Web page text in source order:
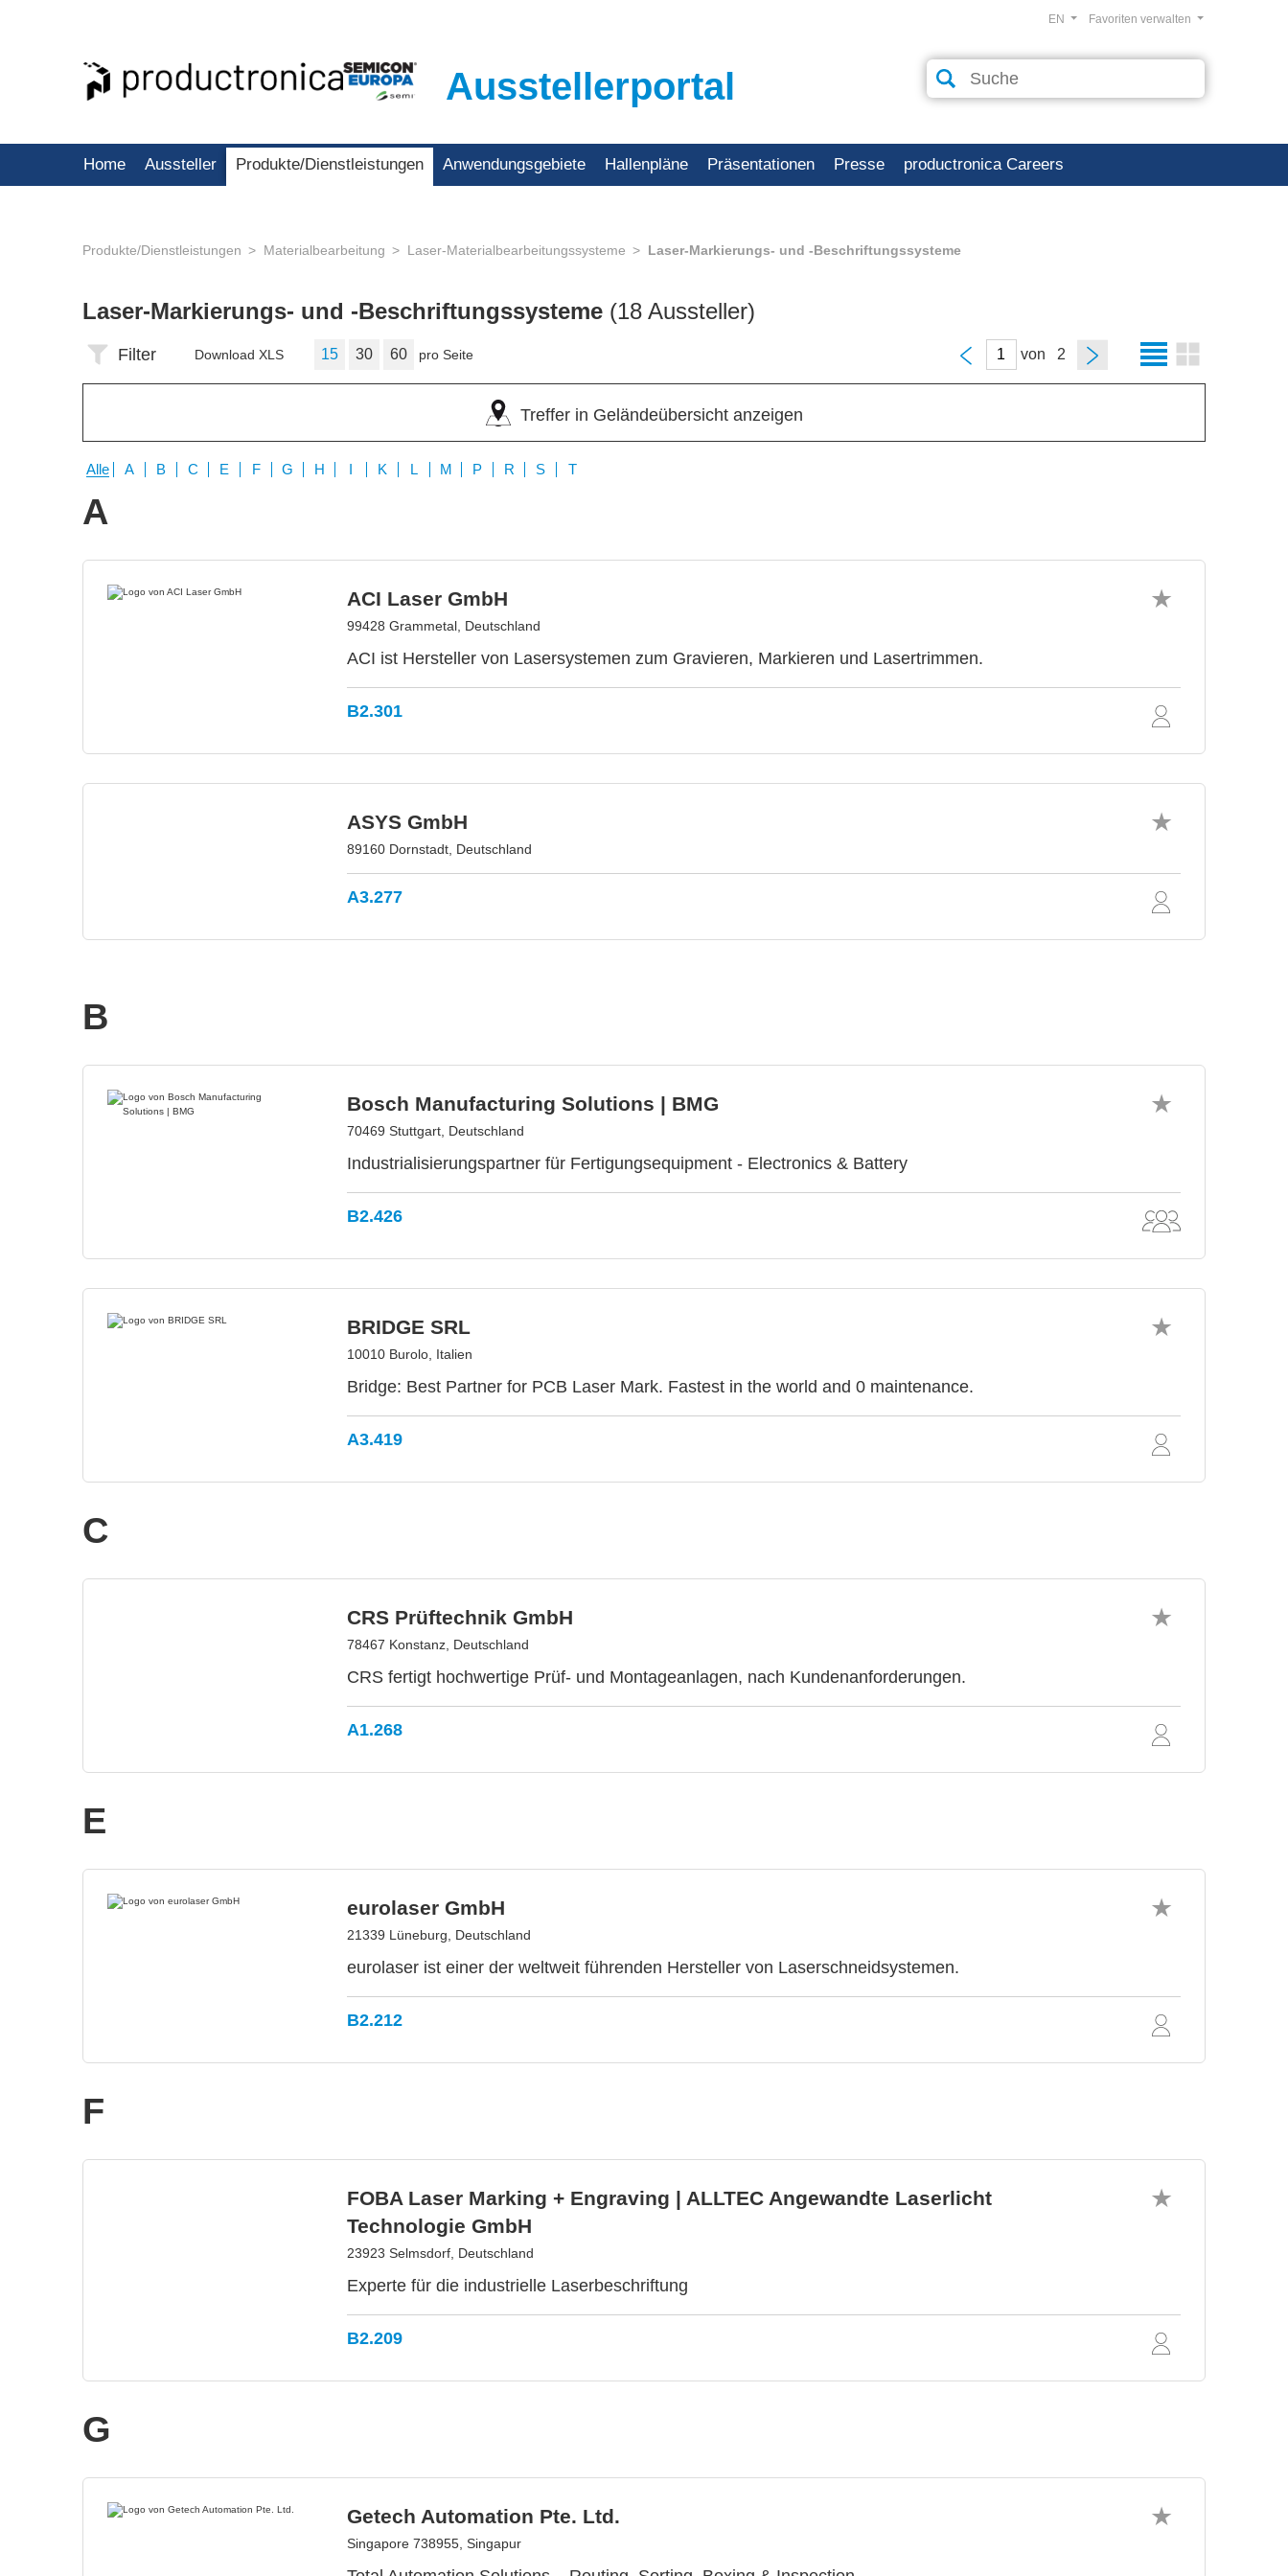
Ausstellerportal
Favoriten verwalten
EN
Home Aussteller Produkte/Dienstleistungen Anwendungsgebiete Hallenpläne Präsentationen Presse productronica Careers
Produkte/Dienstleistungen Materialbearbeitung Laser-Materialbearbeitungssysteme Laser-Markierungs- und -Beschriftungssysteme
Laser-Markierungs- und -Beschriftungssysteme (18 Aussteller)
Filter Download XLS 15 30 60 pro Seite von
Treffer in Geländeübersicht anzeigen
Alle A B C E F G H I K L M P R S T
A
ACI Laser GmbH
99428 Grammetal, Deutschland
ACI ist Hersteller von Lasersystemen zum Gravieren, Markieren und Lasertrimmen.
B2.301
ASYS GmbH
89160 Dornstadt, Deutschland
A3.277
B
Bosch Manufacturing Solutions | BMG
70469 Stuttgart, Deutschland
Industrialisierungspartner für Fertigungsequipment - Electronics & Battery
B2.426
BRIDGE SRL
10010 Burolo, Italien
Bridge: Best Partner for PCB Laser Mark. Fastest in the world and 0 maintenance.
A3.419
C
CRS Prüftechnik GmbH
78467 Konstanz, Deutschland
CRS fertigt hochwertige Prüf- und Montageanlagen, nach Kundenanforderungen.
A1.268
E
eurolaser GmbH
21339 Lüneburg, Deutschland
eurolaser ist einer der weltweit führenden Hersteller von Laserschneidsystemen.
B2.212
F
FOBA Laser Marking + Engraving | ALLTEC Angewandte Laserlicht
Technologie GmbH
23923 Selmsdorf, Deutschland
Experte für die industrielle Laserbeschriftung
B2.209
G
Getech Automation Pte. Ltd.
Singapore 738955, Singapur